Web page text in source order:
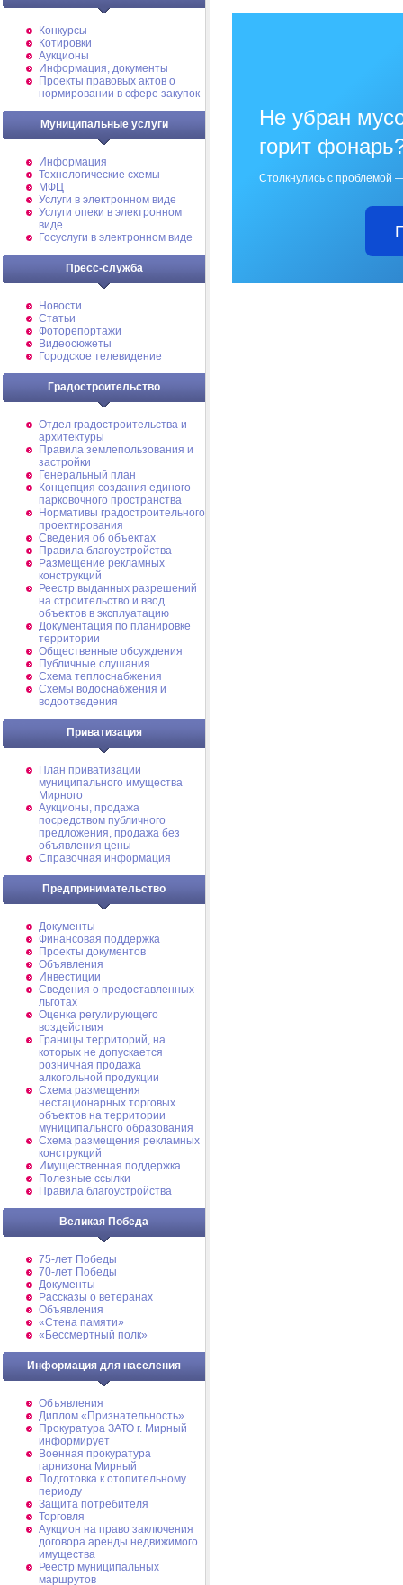
Конкурсы
Котировки
Аукционы
Информация, документы
Проекты правовых актов о
нормировании в сфере закупок
Муниципальные услуги
Информация
Технологические схемы
МФЦ
Услуги в электронном виде
Услуги опеки в электронном
виде
Госуслуги в электронном виде
Пресс-служба
Новости
Статьи
Фоторепортажи
Видеосюжеты
Городское телевидение
Градостроительство
Отдел градостроительства и
архитектуры
Правила землепользования и
застройки
Генеральный план
Концепция создания единого
парковочного пространства
Нормативы градостроительного
проектирования
Сведения об объектах
Правила благоустройства
Размещение рекламных
конструкций
Реестр выданных разрешений
на строительство и ввод
объектов в эксплуатацию
Документация по планировке
территории
Общественные обсуждения
Публичные слушания
Схема теплоснабжения
Схемы водоснабжения и
водоотведения
Приватизация
План приватизации
муниципального имущества
Мирного
Аукционы, продажа
посредством публичного
предложения, продажа без
объявления цены
Справочная информация
Предпринимательство
Документы
Финансовая поддержка
Проекты документов
Объявления
Инвестиции
Сведения о предоставленных
льготах
Оценка регулирующего
воздействия
Границы территорий, на
которых не допускается
розничная продажа
алкогольной продукции
Схема размещения
нестационарных торговых
объектов на территории
муниципального образования
Схема размещения рекламных
конструкций
Имущественная поддержка
Полезные ссылки
Правила благоустройства
Великая Победа
75-лет Победы
70-лет Победы
Документы
Рассказы о ветеранах
Объявления
«Стена памяти»
«Бессмертный полк»
Информация для населения
Объявления
Диплом «Признательность»
Прокуратура ЗАТО г. Мирный
информирует
Военная прокуратура
гарнизона Мирный
Подготовка к отопительному
периоду
Защита потребителя
Торговля
Аукцион на право заключения
договора аренды недвижимого
имущества
Реестр муниципальных
маршрутов
Не убран
горит
Столкнулись с проблемой